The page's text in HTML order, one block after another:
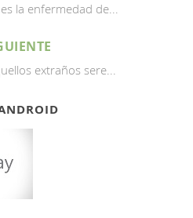
la enfermedad de...
extraños sere...